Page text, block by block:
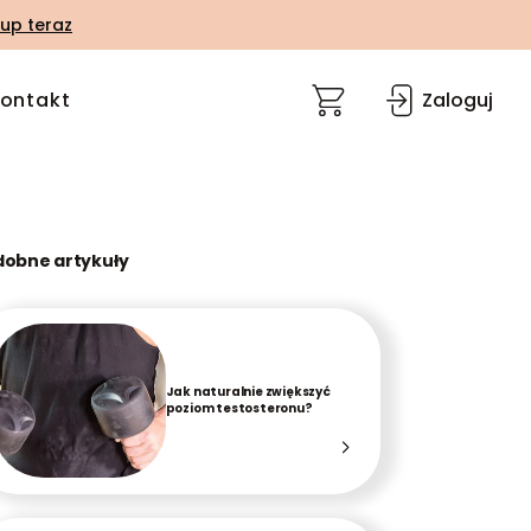
teraz
Zaloguj
artykuły
Jak naturalnie zwiększyć
poziom testosteronu?